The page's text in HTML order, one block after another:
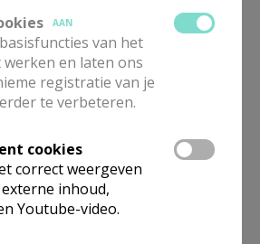
AAN
van het
en laten ons
registratie van je
te verbeteren.
cookies
correct weergeven
inhoud,
Youtube-video.